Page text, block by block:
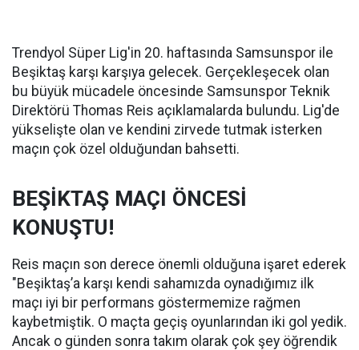
Trendyol Süper Lig'in 20. haftasında Samsunspor ile
Beşiktaş karşı karşıya gelecek. Gerçekleşecek olan
bu büyük mücadele öncesinde Samsunspor Teknik
Direktörü Thomas Reis açıklamalarda bulundu. Lig'de
yükselişte olan ve kendini zirvede tutmak isterken
maçın çok özel olduğundan bahsetti.
BEŞİKTAŞ MAÇI ÖNCESİ
KONUŞTU!
Reis maçın son derece önemli olduğuna işaret ederek
"Beşiktaş’a karşı kendi sahamızda oynadığımız ilk
maçı iyi bir performans göstermemize rağmen
kaybetmiştik. O maçta geçiş oyunlarından iki gol yedik.
Ancak o günden sonra takım olarak çok şey öğrendik